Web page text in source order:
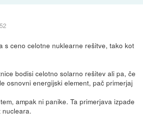
s ceno celotne nuklearne rešitve, tako kot
bodisi celotno solarno rešitev ali pa, če
osnovni energijski element, pač primerjaj
ampak ni panike. Ta primerjava izpade
nucleara.